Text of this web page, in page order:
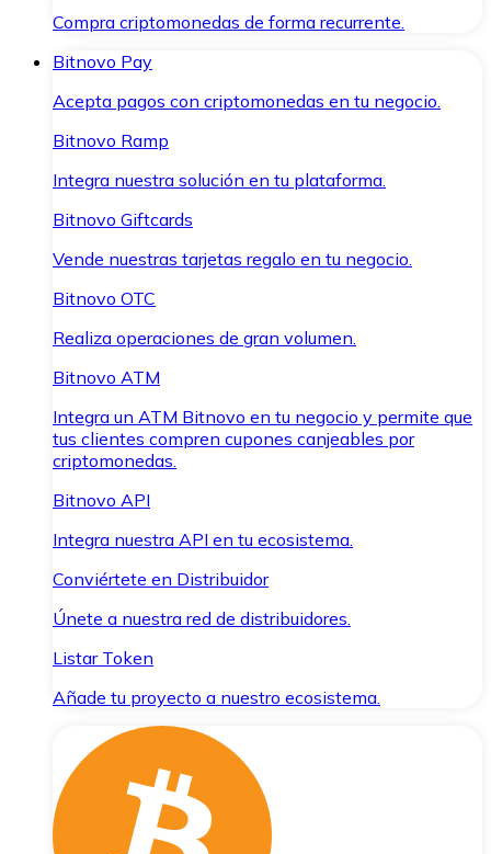
Compra criptomonedas de forma recurrente.
Bitnovo Pay
Acepta pagos con criptomonedas en tu negocio.
Bitnovo Ramp
Integra nuestra solución en tu plataforma.
Bitnovo Giftcards
Vende nuestras tarjetas regalo en tu negocio.
Bitnovo OTC
Realiza operaciones de gran volumen.
Bitnovo ATM
Integra un ATM Bitnovo en tu negocio y permite que
tus clientes compren cupones canjeables por
criptomonedas.
Bitnovo API
Integra nuestra API en tu ecosistema.
Conviértete en Distribuidor
Únete a nuestra red de distribuidores.
Listar Token
Añade tu proyecto a nuestro ecosistema.